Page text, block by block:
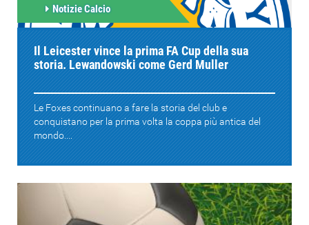
Notizie Calcio
Il Leicester vince la prima FA Cup della sua
storia. Lewandowski come Gerd Muller
Le Foxes continuano a fare la storia del club e
conquistano per la prima volta la coppa più antica del
mondo....